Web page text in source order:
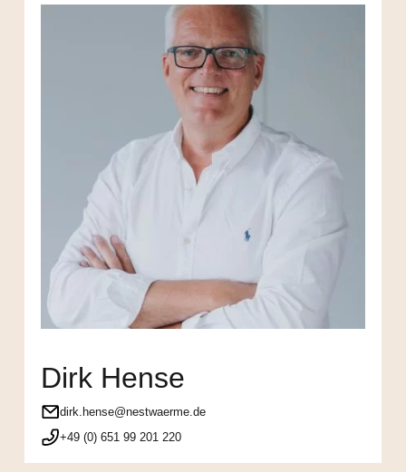
Dirk Hense
dirk.hense@nestwaerme.de
+49 (0) 651 99 201 220